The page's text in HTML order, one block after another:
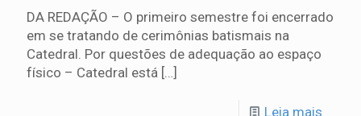
DA REDAÇÃO – O primeiro semestre foi encerrado
em se tratando de cerimônias batismais na
Catedral. Por questões de adequação ao espaço
físico – Catedral está […]
Leia mais